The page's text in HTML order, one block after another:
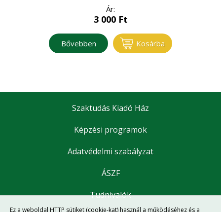
Ár:
3 000Ft
Bővebben Kosárba
Szaktudás Kiadó Ház
Képzési programok
Adatvédelmi szabályzat
ÁSZF
Tudnivalók
Ez a weboldal HTTP sütiket (cookie-kat) használ a működéséhez és a